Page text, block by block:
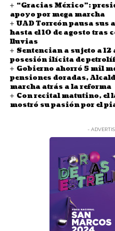
“Gracias México”:
apoyo por mega marcha
UAD Torreón pausa
hasta el 10 de agosto tras
lluvias
Sentencian a sujeto a
posesión ilícita de
Gobierno ahorró 5 mil
pensiones doradas,
marcha atrás a la reforma
Con recital matutino, el
mostró su pasión por el
-